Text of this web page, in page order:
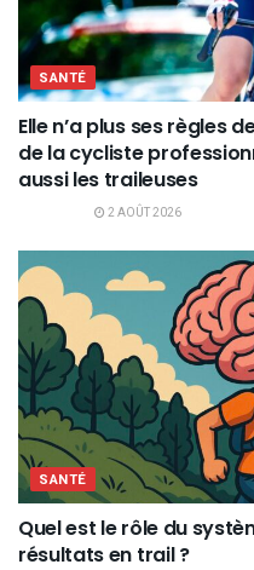
SANTÉ
Elle n’a plus ses règles
de la cycliste
aussi les traileuses
2 AOÛT 2026
SANTÉ
Quel est le rôle du
résultats en trail ?